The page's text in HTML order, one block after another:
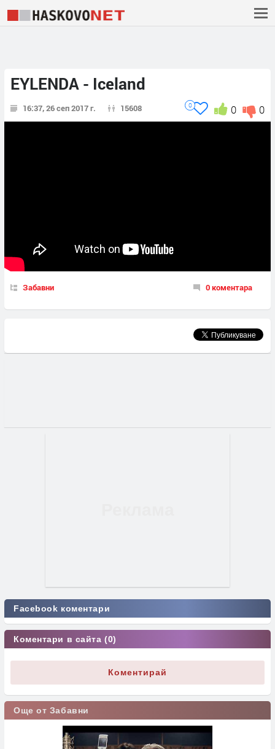
EYLENDA - Iceland
16:37, 26 сеп 2017 г. 15608 0
0
0
Забавни 0 коментара
Facebook коментари
Коментари в сайта (0)
Коментирай
Още от Забавни